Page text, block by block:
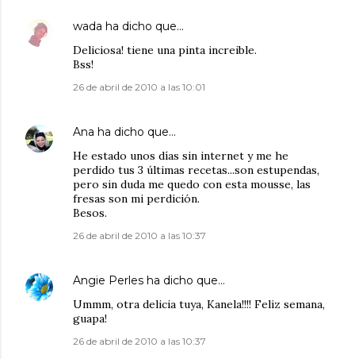
wada ha dicho que…
Deliciosa! tiene una pinta increible.
Bss!
26 de abril de 2010 a las 10:01
Ana ha dicho que…
He estado unos días sin internet y me he
perdido tus 3 últimas recetas...son estupendas,
pero sin duda me quedo con esta mousse, las
fresas son mi perdición.
Besos.
26 de abril de 2010 a las 10:37
Angie Perles ha dicho que…
Ummm, otra delicia tuya, Kanela!!!! Feliz semana,
guapa!
26 de abril de 2010 a las 10:37